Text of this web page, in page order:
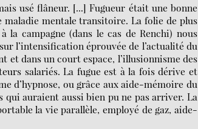
usé flâneur. [...] Fugueur était une bonne
mentale transitoire. La folie de plus
campagne (dans le cas de Renchi) nous
l’intensification éprouvée de l’actualité du
et dans un court espace, l’illusionnisme des
salariés. La fugue est à la fois dérive et
d’hypnose, ou grâce aux aide-mémoire du
qui auraient aussi bien pu ne pas arriver. La
la vie parallèle, employé de gaz, aide-